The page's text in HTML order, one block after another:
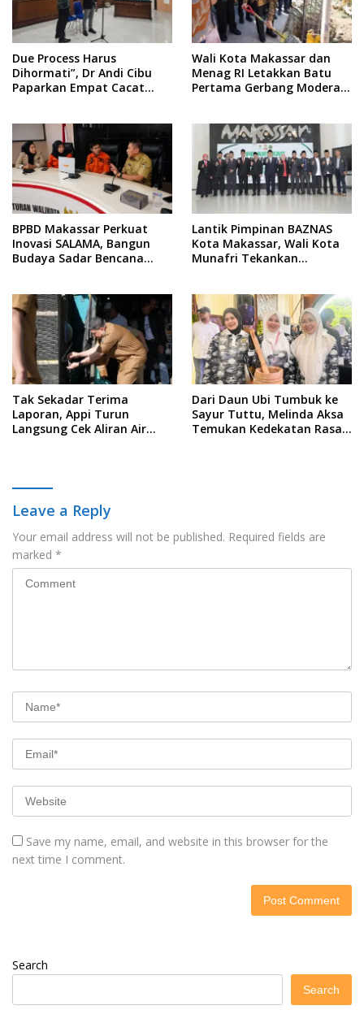
Due Process Harus
Dihormati”, Dr Andi Cibu
Paparkan Empat Cacat
Wali Kota Makassar dan
Menag RI Letakkan Batu
Pertama Gerbang Moderasi
BPBD Makassar Perkuat
Inovasi SALAMA, Bangun
Budaya Sadar Bencana
Lantik Pimpinan BAZNAS
Kota Makassar, Wali Kota
Munafri Tekankan
Data
Tak Sekadar Terima
Laporan, Appi Turun
Langsung Cek Aliran Air
Dari Daun Ubi Tumbuk ke
Sayur Tuttu, Melinda Aksa
Temukan Kedekatan Rasa
Leave a Reply
Your email address will not be published. Required fields are
marked *
Save my name, email, and website in this browser for the
next time I comment.
Search
Search